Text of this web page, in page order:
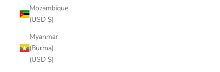
Mozambique
(USD $)
Myanmar
(Burma)
(USD $)